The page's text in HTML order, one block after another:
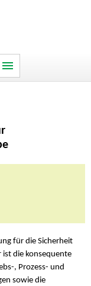
für die Sicherheit
die konsequente
, Prozess- und
sowie die